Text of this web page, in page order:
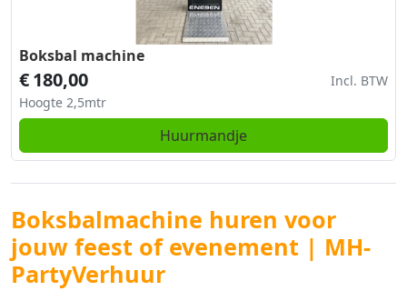
Boksbal machine
€180,00
Incl. BTW
Hoogte 2,5mtr
Huurmandje
Boksbalmachine huren voor
jouw feest of evenement | MH-
PartyVerhuur